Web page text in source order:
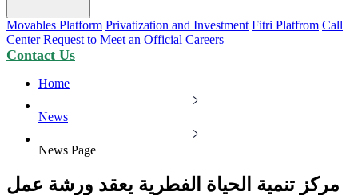
Movables Platform Privatization and Investment Fitri Platfrom Call
Center Request to Meet an Official Careers
Contact Us
Home
News
News Page
مركز تنمية الحياة الفطرية يعقد ورشة عمل